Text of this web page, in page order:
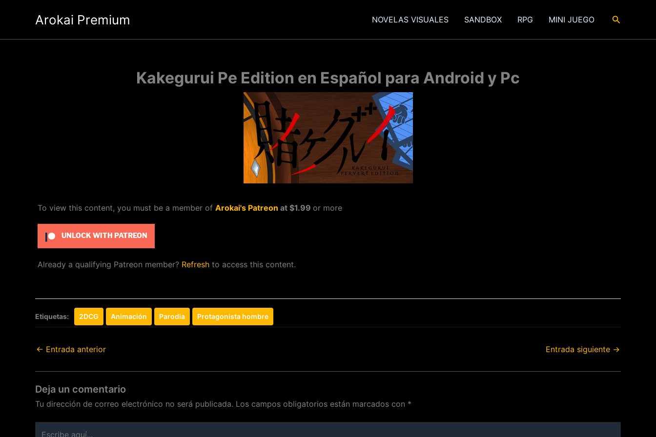
Arokai Premium NOVELAS VISUALES SANDBOX RPG MINI JUEGO Buscar
Kakegurui Pe Edition en Español para Android y Pc
To view this content, you must be a member of Arokai's Patreon at $1.99 or more
UNLOCK WITH PATREON
Already a qualifying Patreon member? Refresh to access this content.
Etiquetas: 2DCG Animación Parodia Protagonista hombre
← Entrada anterior Entrada siguiente →
Deja un comentario
Tu dirección de correo electrónico no será publicada. Los campos obligatorios están marcados con *